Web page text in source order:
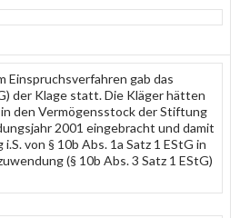
Einspruchsverfahren gab das
der Klage statt. Die Kläger hätten
den Vermögensstock der Stiftung
2001 eingebracht und damit
von § 10b Abs. 1a Satz 1 EStG in
(§ 10b Abs. 3 Satz 1 EStG)